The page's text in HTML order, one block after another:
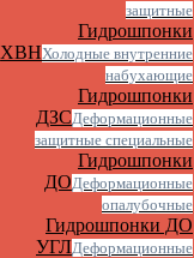
защитные
Гидрошпонки
ХВНХолодные внутренние
набухающие
Гидрошпонки
ДЗСДеформационные
защитные специальные
Гидрошпонки
ДОДеформационные
опалубочные
Гидрошпонки ДО
УГЛДеформационные